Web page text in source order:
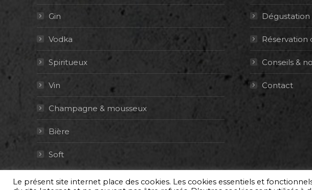
Gin
Vodka
Spiritueux
Vin
Champagne & mousseux
Bière
Soft
Dégustation
Réservation
Conseils &
Contact
Le présent site internet place des cookies. Les cookies essentiels et